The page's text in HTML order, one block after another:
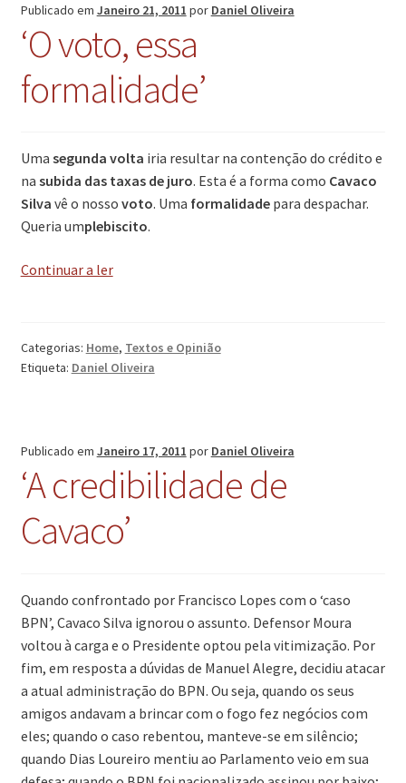
Publicado em Janeiro 21, 2011 por Daniel Oliveira
‘O voto, essa
formalidade’
Uma segunda volta iria resultar na contenção do crédito e
na subida das taxas de juro. Esta é a forma como Cavaco
Silva vê o nosso voto. Uma formalidadepara despachar.
Queria umplebiscito.
Continuar a ler‘O
Categorias: Home, Textos e Opinião
Etiqueta: Daniel Oliveira
Publicado em Janeiro 17, 2011 por Daniel Oliveira
‘A credibilidade de
Cavaco’
Quando confrontado por Francisco Lopes com o ‘caso
BPN’, Cavaco Silva ignorou o assunto. Defensor Moura
voltou à carga e o Presidente optou pela vitimização. Por
fim, em resposta a dúvidas de Manuel Alegre, decidiu atacar
a atual administração do BPN. Ou seja, quando os seus
amigos andavam a brincar com o fogo fez negócios com
eles; quando o caso rebentou, manteve-se em silêncio;
quando Dias Loureiro mentiu ao Parlamento veio em sua